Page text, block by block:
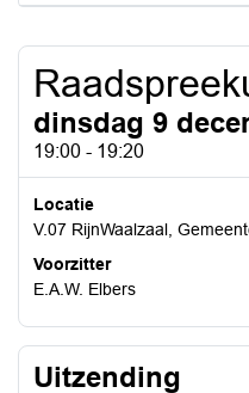
dinsdag 9
19:00 - 19:20
Locatie
V.07 RijnWaalzaal,
Voorzitter
E.A.W. Elbers
Uitzending